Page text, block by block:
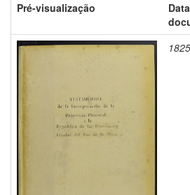
Pré-visualização
1825